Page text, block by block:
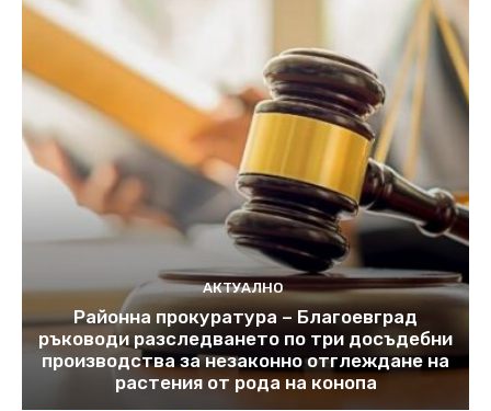
АКТУАЛНО
Районна прокуратура – Благоевград
ръководи разследването по три досъдебни
производства за незаконно отглеждане на
растения от рода на конопа